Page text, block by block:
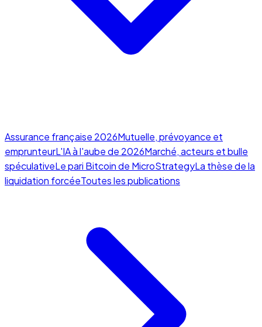
Assurance française 2026Mutuelle, prévoyance et
emprunteurL'IA à l'aube de 2026Marché, acteurs et bulle
spéculativeLe pari Bitcoin de MicroStrategyLa thèse de la
liquidation forcéeToutes les publications